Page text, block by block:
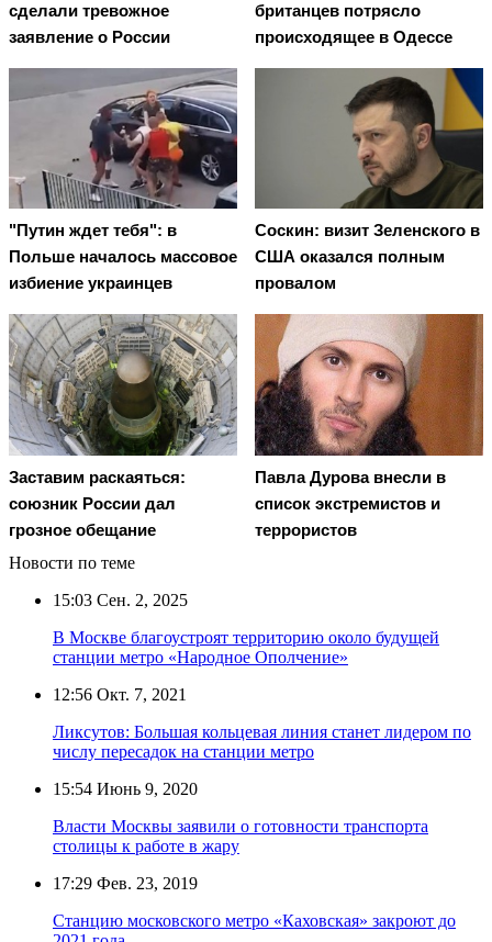
сделали тревожное
заявление о России
британцев потрясло
происходящее в Одессе
"Путин ждет тебя": в
Польше началось массовое
избиение украинцев
Соскин: визит Зеленского в
США оказался полным
провалом
Заставим раскаяться:
союзник России дал
грозное обещание
Павла Дурова внесли в
список экстремистов и
террористов
Новости по теме
15:03 Сен. 2, 2025
В Москве благоустроят территорию около будущей
станции метро «Народное Ополчение»
12:56 Окт. 7, 2021
Ликсутов: Большая кольцевая линия станет лидером по
числу пересадок на станции метро
15:54 Июнь 9, 2020
Власти Москвы заявили о готовности транспорта
столицы к работе в жару
17:29 Фев. 23, 2019
Станцию московского метро «Каховская» закроют до